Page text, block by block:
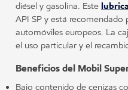
diésel y gasolina. Este
API SP y está recomendado
automóviles europeos. La
el uso particular y el
Beneficios del Mobil
Bajo contenido de cenizas